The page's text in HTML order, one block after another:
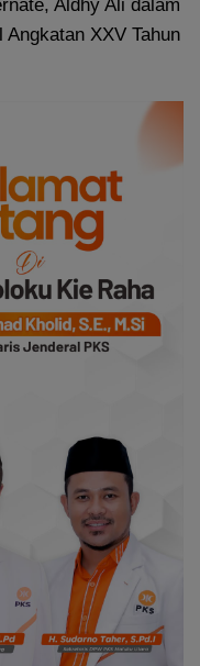
Aldhy Ali dalam
XXV Tahun